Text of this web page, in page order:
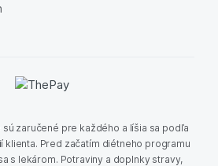
zaručené pre každého a líšia sa podľa
klienta. Pred začatím diétneho programu
s lekárom. Potraviny a doplnky stravy,